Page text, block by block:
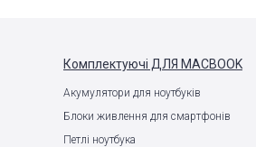
Комплектуючі ДЛЯ MACBOOK
Акумулятори для ноутбуків
Блоки живлення для смартфонів
Петлі ноутбука